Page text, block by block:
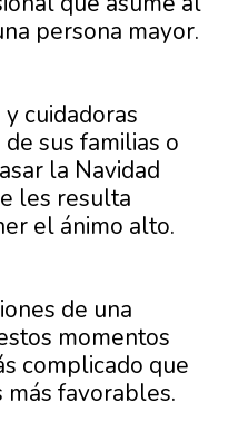
persona mayor.
cuidadoras
sus familias o
la Navidad
les resulta
el ánimo alto.
de una
momentos
complicado que
más favorables.